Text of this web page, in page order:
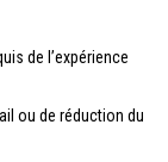
de l’expérience
ou de réduction du